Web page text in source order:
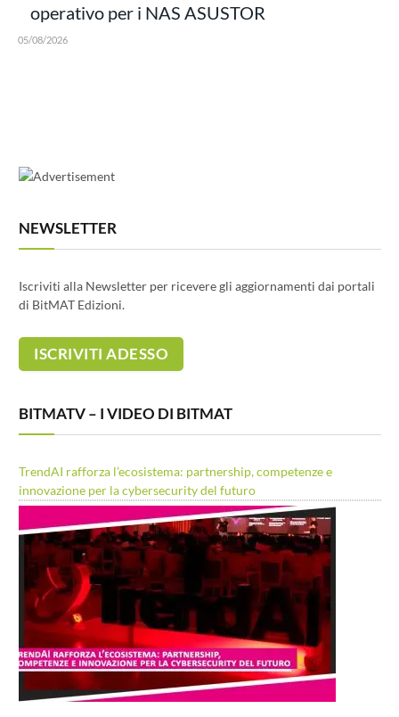
operativo per i NAS ASUSTOR
05/08/2026
NEWSLETTER
Iscriviti alla Newsletter per ricevere gli aggiornamenti dai portali
di BitMAT Edizioni.
BITMATV – I VIDEO DI BITMAT
TrendAI rafforza l’ecosistema: partnership, competenze e
innovazione per la cybersecurity del futuro